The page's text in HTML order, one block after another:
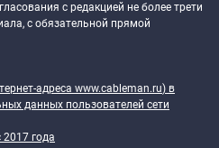
с редакцией не более трети
с обязательной прямой
адреса www.cableman.ru) в
данных пользователей сети
года